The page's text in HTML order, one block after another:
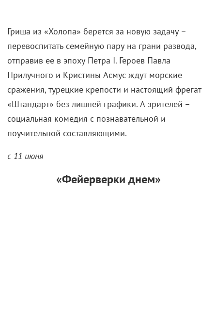
Гриша из «Холопа» берется за новую задачу –
перевоспитать семейную пару на грани развода,
отправив ее в эпоху Петра I. Героев Павла
Прилучного и Кристины Асмус ждут морские
сражения, турецкие крепости и настоящий фрегат
«Штандарт» без лишней графики. А зрителей –
социальная комедия с познавательной и
поучительной составляющими.
с 11 июня
«Фейерверки днем»